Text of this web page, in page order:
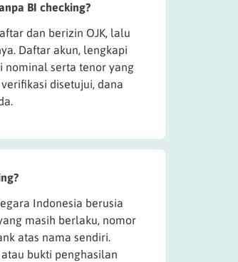
BI checking?
dan berizin OJK, lalu
Daftar akun, lengkapi
nominal serta tenor yang
disetujui, dana
Indonesia berusia
masih berlaku, nomor
atas nama sendiri.
bukti penghasilan